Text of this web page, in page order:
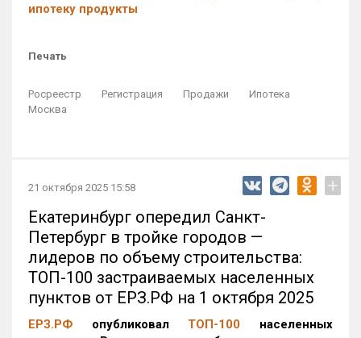
ипотеку продукты
Печать
Росреестр Регистрация Продажи
Ипотека
Москва
21 октября 2025 15:58 +
Екатеринбург опередил Санкт-
Петербург в тройке городов —
лидеров по объему строительства:
ТОП-100 застраиваемых населенных
пунктов от ЕРЗ.РФ на 1 октября 2025
ЕРЗ.РФ опубликовал ТОП-100 населенных